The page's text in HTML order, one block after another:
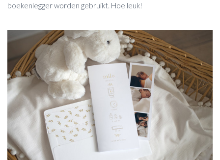
boekenlegger worden gebruikt. Hoe leuk!